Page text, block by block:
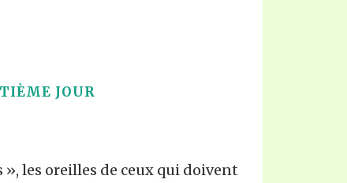
JOUR
les oreilles de ceux qui doivent